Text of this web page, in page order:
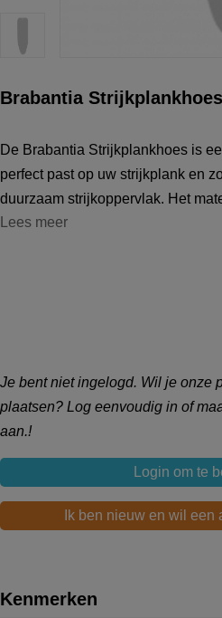
Brabantia
De Brabantia Strijkplankhoes is
perfect past op uw strijkplank en
duurzaam strijkoppervlak. Het
duurzaam, waardoor het geschikt
Lees meer
Je bent niet ingelogd. Wil je onze
plaatsen? Log eenvoudig in of
aan.!
Login om te
Ik ben nieuw en wil een
Kenmerken